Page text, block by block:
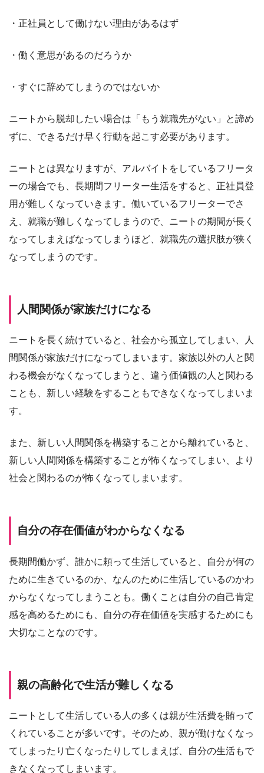
・正社員として働けない理由があるはず
・働く意思があるのだろうか
・すぐに辞めてしまうのではないか
ニートから脱却したい場合は「もう就職先がない」と諦め
ずに、できるだけ早く行動を起こす必要があります。
ニートとは異なりますが、アルバイトをしているフリータ
ーの場合でも、長期間フリーター生活をすると、正社員登
用が難しくなっていきます。働いているフリーターでさ
え、就職が難しくなってしまうので、ニートの期間が長く
なってしまえばなってしまうほど、就職先の選択肢が狭く
なってしまうのです。
人間関係が家族だけになる
ニートを長く続けていると、社会から孤立してしまい、人
間関係が家族だけになってしまいます。家族以外の人と関
わる機会がなくなってしまうと、違う価値観の人と関わる
ことも、新しい経験をすることもできなくなってしまいま
す。
また、新しい人間関係を構築することから離れていると、
新しい人間関係を構築することが怖くなってしまい、より
社会と関わるのが怖くなってしまいます。
自分の存在価値がわからなくなる
長期間働かず、誰かに頼って生活していると、自分が何の
ために生きているのか、なんのために生活しているのかわ
からなくなってしまうことも。働くことは自分の自己肯定
感を高めるためにも、自分の存在価値を実感するためにも
大切なことなのです。
親の高齢化で生活が難しくなる
ニートとして生活している人の多くは親が生活費を賄って
くれていることが多いです。そのため、親が働けなくなっ
てしまったり亡くなったりしてしまえば、自分の生活もで
きなくなってしまいます。